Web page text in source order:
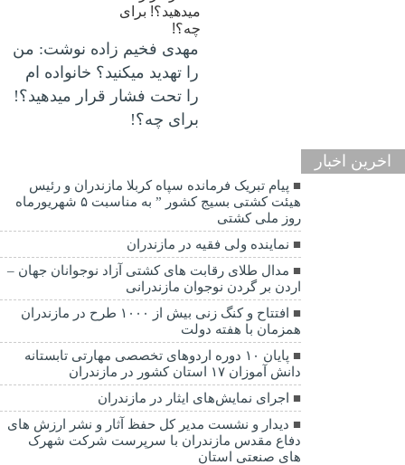
مهدی فخیم زاده نوشت: من
را تهدید میکنید؟ خانواده ام
را‌ تحت فشار قرار میدهید؟!
برای چه؟!
اخرین اخبار
پیام تبریک فرمانده سپاه کربلا مازندران و رئیس
هیئت کشتی بسیج کشور ” به مناسبت ۵ شهریورماه
روز ملی کشتی
نماينده ولی فقیه در مازندران
مدال طلای رقابت های کشتی آزاد نوجوانان جهان –
اردن بر گردن نوجوان مازندرانی
افتتاح و کنگ زنی بیش از ۱۰۰۰ طرح در مازندران
همزمان با هفته دولت
پایان ۱۰ دوره اردوهای تخصصی مهارتی تابستانه
دانش آموزان ۱۷ استان کشور در مازندران
اجرای نمایش‌های ایثار در مازندران
دیدار و نشست مدیر کل حفظ آثار و نشر ارزش های
دفاع مقدس مازندران با سرپرست شرکت شهرک
های صنعتی استان